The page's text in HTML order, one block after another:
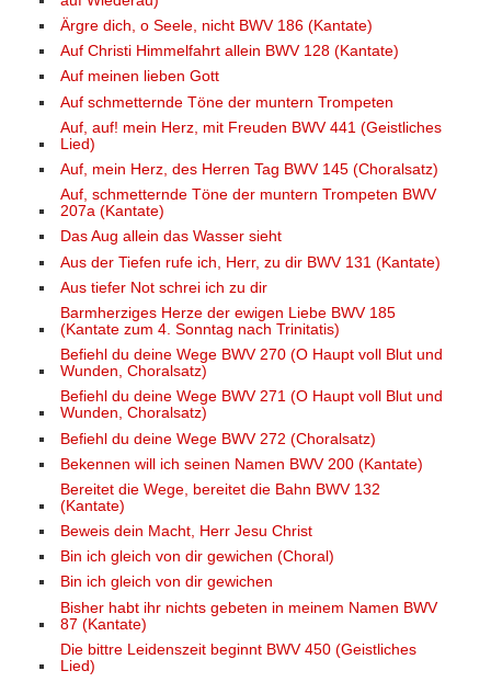
Ärgre dich, o Seele, nicht BWV 186 (Kantate)
Auf Christi Himmelfahrt allein BWV 128 (Kantate)
Auf meinen lieben Gott
Auf schmetternde Töne der muntern Trompeten
Auf, auf! mein Herz, mit Freuden BWV 441 (Geistliches
Lied)
Auf, mein Herz, des Herren Tag BWV 145 (Choralsatz)
Auf, schmetternde Töne der muntern Trompeten BWV
207a (Kantate)
Das Aug allein das Wasser sieht
Aus der Tiefen rufe ich, Herr, zu dir BWV 131 (Kantate)
Aus tiefer Not schrei ich zu dir
Barmherziges Herze der ewigen Liebe BWV 185
(Kantate zum 4. Sonntag nach Trinitatis)
Befiehl du deine Wege BWV 270 (O Haupt voll Blut und
Wunden, Choralsatz)
Befiehl du deine Wege BWV 271 (O Haupt voll Blut und
Wunden, Choralsatz)
Befiehl du deine Wege BWV 272 (Choralsatz)
Bekennen will ich seinen Namen BWV 200 (Kantate)
Bereitet die Wege, bereitet die Bahn BWV 132
(Kantate)
Beweis dein Macht, Herr Jesu Christ
Bin ich gleich von dir gewichen (Choral)
Bin ich gleich von dir gewichen
Bisher habt ihr nichts gebeten in meinem Namen BWV
87 (Kantate)
Die bittre Leidenszeit beginnt BWV 450 (Geistliches
Lied)